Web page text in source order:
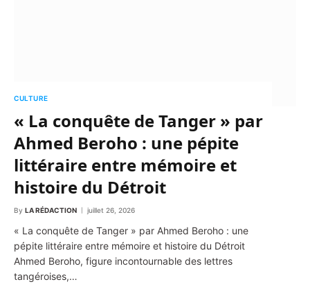
CULTURE
« La conquête de Tanger » par
Ahmed Beroho : une pépite
littéraire entre mémoire et
histoire du Détroit
By LA RÉDACTION juillet 26, 2026
« La conquête de Tanger » par Ahmed Beroho : une
pépite littéraire entre mémoire et histoire du Détroit
Ahmed Beroho, figure incontournable des lettres
tangéroises,…